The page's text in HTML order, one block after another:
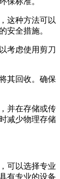
这种方法可以
安全措施。
考虑使用剪刀
其回收。确保
并在存储或传
减少物理存储
可以选择专业
有专业的设备